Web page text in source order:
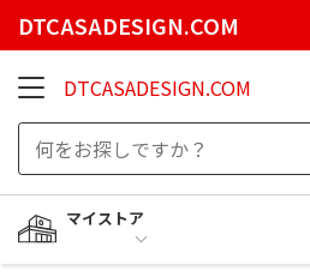
DTCASADESIGN.COM
DTCASADESIGN.COM
マイストア